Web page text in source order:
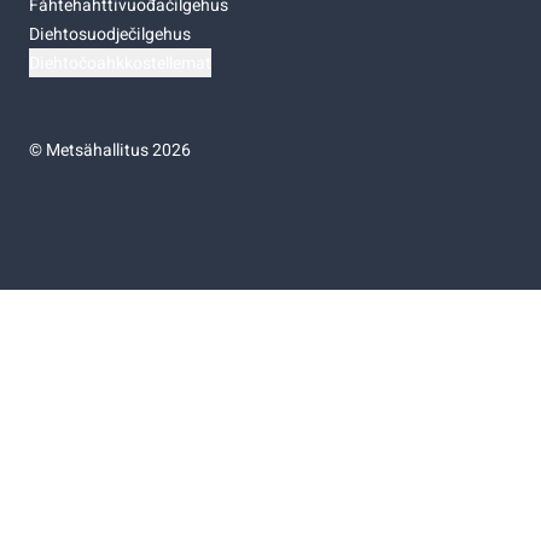
Fáhtehahttivuođačilgehus
Diehtosuodječilgehus
©Metsähallitus 2026